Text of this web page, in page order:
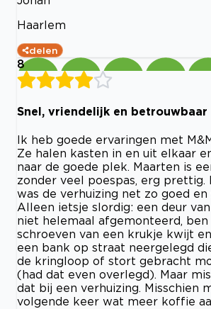
Haarlem
delen
8
Snel, vriendelijk en betrouwbaar
Ik heb goede ervaringen met
Ze halen kasten in en uit elkaar
naar de goede plek. Maarten is
zonder veel poespas, erg prettig.
was de verhuizing net zo goed en
Alleen ietsje slordig: een deur
niet helemaal afgemonteerd, ben
schroeven van een krukje kwijt
een bank op straat neergelegd
de kringloop of stort gebracht
(had dat even overlegd). Maar
dat bij een verhuizing. Misschien
volgende keer wat meer koffie